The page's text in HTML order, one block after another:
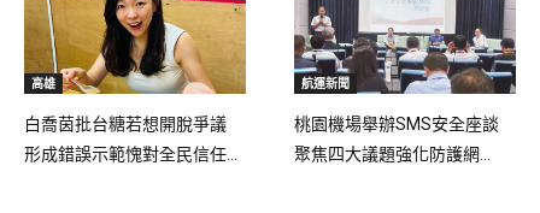
高雄
白喬茵批台糖若想開脫爭議
形成錯誤示範愧對全民信任...
航運新聞
桃園機場舉辦SMS安全座談
聚焦四大議題強化防護網...